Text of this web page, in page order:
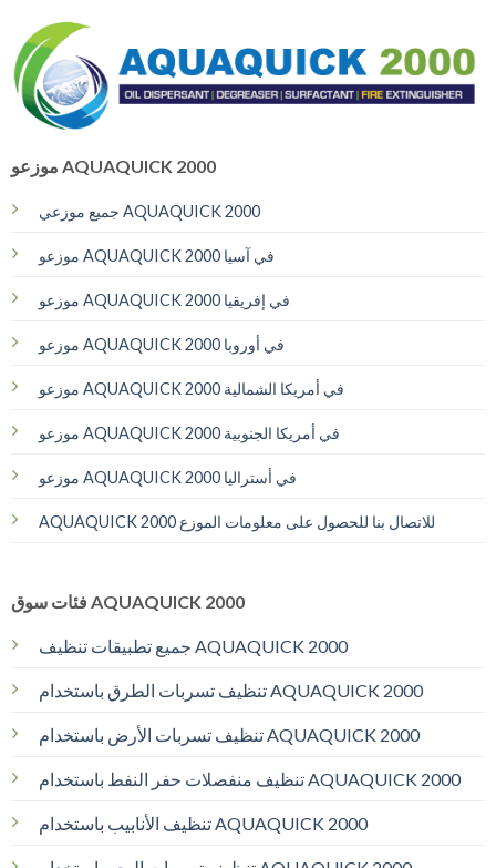
موزعو AQUAQUICK 2000
جميع موزعي AQUAQUICK 2000
موزعو AQUAQUICK 2000 في آسيا
موزعو AQUAQUICK 2000 في إفريقيا
موزعو AQUAQUICK 2000 في أوروبا
موزعو AQUAQUICK 2000 في أمريكا الشمالية
موزعو AQUAQUICK 2000 في أمريكا الجنوبية
موزعو AQUAQUICK 2000 في أستراليا
AQUAQUICK 2000 للاتصال بنا للحصول على معلومات الموزع
فئات سوق AQUAQUICK 2000
جميع تطبيقات تنظيف AQUAQUICK 2000
تنظيف تسربات الطرق باستخدام AQUAQUICK 2000
تنظيف تسربات الأرض باستخدام AQUAQUICK 2000
تنظيف منفصلات حفر النفط باستخدام AQUAQUICK 2000
تنظيف الأنابيب باستخدام AQUAQUICK 2000